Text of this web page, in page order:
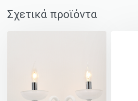
Σχετικά προϊόντα